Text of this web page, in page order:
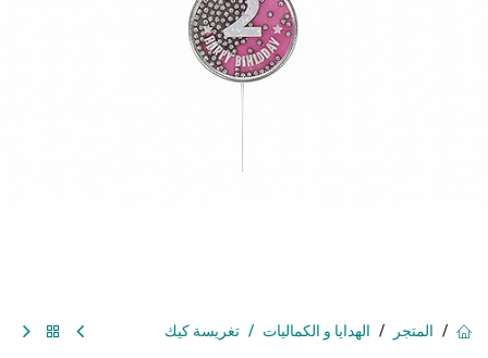
المتجر الهدايا و الكماليات تغريسة كيك